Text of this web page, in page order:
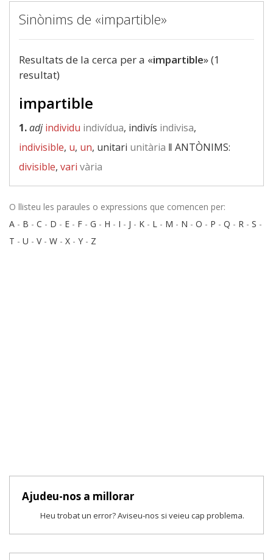
Sinònims de «impartible»
Resultats de la cerca per a «impartible» (1
resultat)
impartible
1.adj individu indivídua, indivís indivisa,
indivisible, u, un, unitari unitària ‖ ANTÒNIMS:
divisible, vari vària
O llisteu les paraules o expressions que comencen per:
A - B - C - D - E - F - G - H - I - J - K - L - M - N - O - P - Q - R - S -
T - U - V- W - X - Y - Z
Ajudeu-nos a millorar
Heu trobat un error? Aviseu-nos si veieu cap problema.